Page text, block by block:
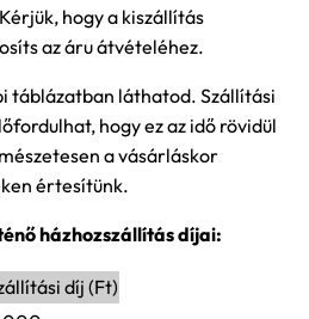
hogy a kiszállítás
az áru átvételéhez.
táblázatban láthatod. Szállítási
hogy ez az idő rövidül
a vásárláskor
értesítünk.
házhozszállítás díjai:
díj (Ft)